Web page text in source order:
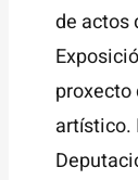
de actos
proxecto
artístico.